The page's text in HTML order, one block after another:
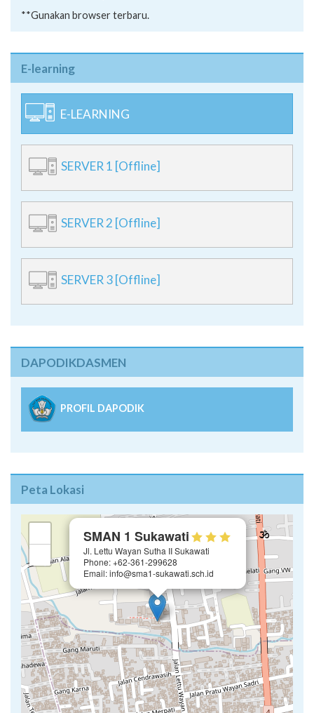
**Gunakan browser terbaru.
E-learning
E-LEARNING
SERVER 1 [Offline]
SERVER 2 [Offline]
SERVER 3 [Offline]
DAPODIKDASMEN
PROFIL DAPODIK
Peta Lokasi
SMAN 1 Sukawati
Jl. Lettu Wayan Sutha II Sukawati
Phone: +62-361-299628
Email: info@sma1-sukawati.sch.id